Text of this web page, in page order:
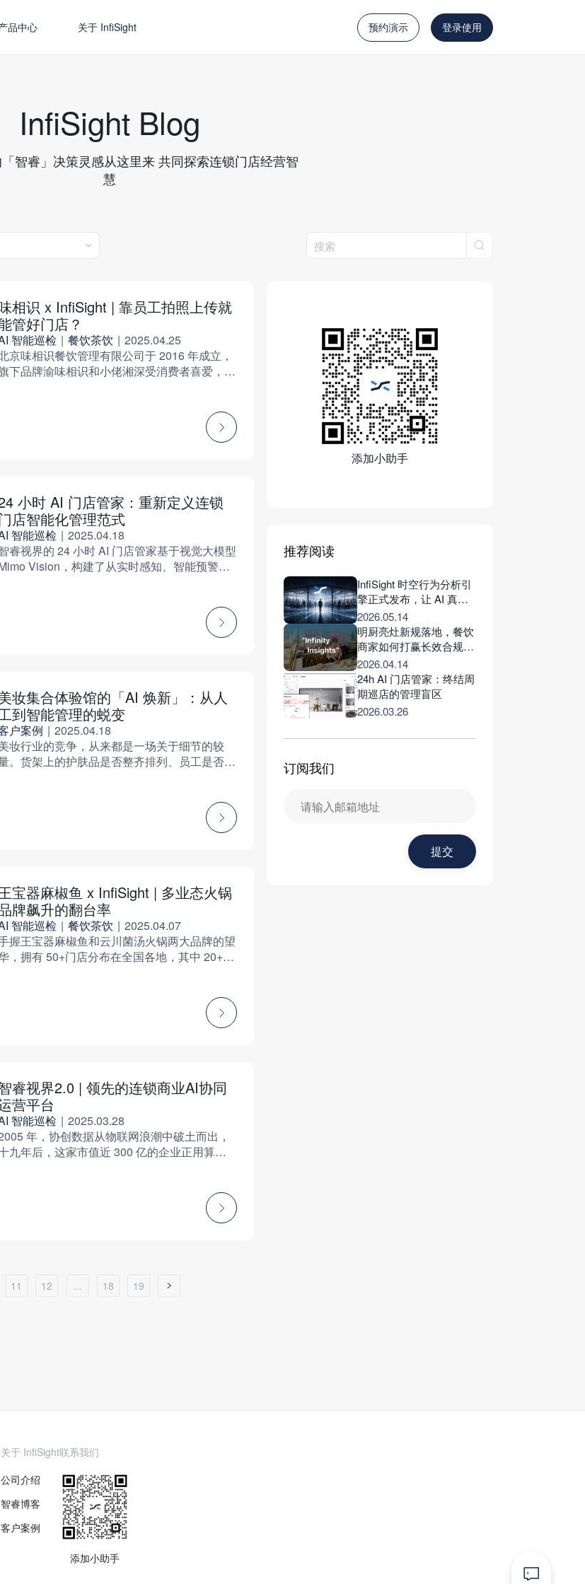
品中心 关于 InfiSight 预约演示 登录使用
InfiSight Blog
智睿」决策灵感从这里来 共同探索连锁门店经营智
慧
相识 x InfiSight | 靠员工拍照上传就
管好门店？
智能巡检 | 餐饮茶饮 | 2025.04.25
京味相识餐饮管理有限公司于 2016 年成立，
下品牌渝味相识和小佬湘深受消费者喜爱，让
小时 AI 门店管家：重新定义连锁
店智能化管理范式
智能巡检 | 2025.04.18
睿视界的 24 小时 AI 门店管家基于视觉大模型
Vision，构建了从实时感知、智能预警到
时自动化监测、动态规则引擎与可视化分析看
板，助力企业实现从「人盯人」到「AI 管店」
妆集合体验馆的「AI 焕新」：从人
到智能管理的蜕变
户案例 | 2025.04.18
妆行业的竞争，从来都是一场关于细节的较
。货架上的护肤品是否整齐排列、员工是否时
宝器麻椒鱼 x InfiSight | 多业态火锅
牌飙升的翻台率
智能巡检 | 餐饮茶饮 | 2025.04.07
握王宝器麻椒鱼和云川菌汤火锅两大品牌的望
，拥有 50+门店分布在全国各地，其中 20+直
营的标准化管理，会要求门店员工每天做好餐
前、餐中、开关店和卫生间检查。因为不得其
睿视界2.0 | 领先的连锁商业AI协同
营平台
智能巡检 | 2025.03.28
年，协创数据从物联网浪潮中破土而出，
九年后，这家市值近 300 亿的企业正用算力
体算力云是它的「神经中枢」，自研视觉大模型
Mimo Vision 则是它的「火眼金睛」——从门店
11 12 ... 18 19
添加小助手
推荐阅读
InfiSight 时空行为分析引
擎正式发布，让 AI 真正
理解现场的每一个连续行
为
2026.05.14
明厨亮灶新规落地，餐饮
商家如何打赢长效合规打
赢保卫战？
2026.04.14
24h AI 门店管家：终结周
期巡店的管理盲区
2026.03.26
订阅我们
提交
关于 InfiSight
公司介绍
智睿博客
客户案例
联系我们
添加小助手